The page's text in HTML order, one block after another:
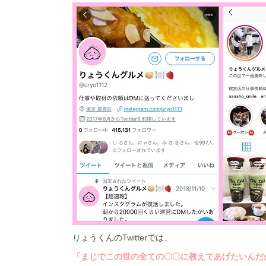
りょうくんのTwitterでは、
「まじでこの世の全ての〇〇に教えてあげたいん